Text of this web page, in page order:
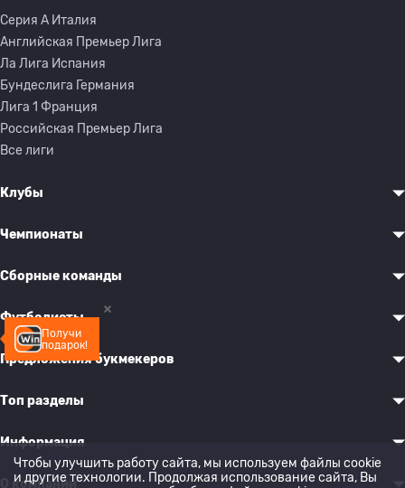
Получи
подарок!
Серия A Италия
Английская Премьер Лига
Ла Лига Испания
Бундеслига Германия
Лига 1 Франция
Российская Премьер Лига
Все лиги
Клубы
Чемпионаты
Сборные команды
Футболисты
Предложения букмекеров
Топ разделы
Информация
О компании
Чтобы улучшить работу сайта, мы используем файлы cookie
и другие технологии. Продолжая использование сайта, Вы